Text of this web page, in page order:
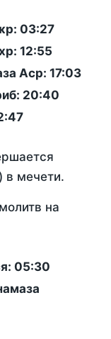
03:27
12:55
Аср: 17:03
20:40
мечети.
на
05:30